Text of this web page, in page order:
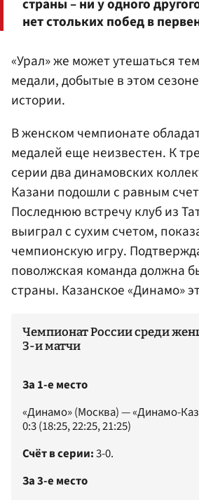
страны – ни у одного
нет стольких побед в
«Урал» же может утешаться
медали, добытые в этом
истории.
В женском чемпионате
медалей еще неизвестен. К
серии два динамовских
Казани подошли с равным
Последнюю встречу клуб из
выиграл с сухим счетом,
чемпионскую игру.
поволжская команда должна
страны. Казанское «Динамо»
Чемпионат России среди
3-и матчи
За 1-е место
«Динамо» (Москва) — «Динамо-
0:3 (18:25, 22:25, 21:25)
Счёт в серии:3-0.
За 3-е место